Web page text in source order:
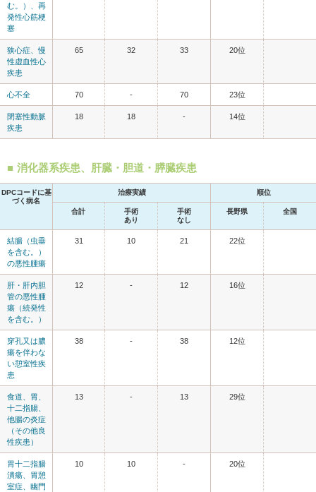
む。）、再
発性心筋梗
塞
狭心症、慢
性虚血性心
疾患
65 32 33 20位
心不全 70 - 70 23位
閉塞性動脈
疾患
18 18 - 14位
消化器系疾患、肝臓・胆道・膵臓疾患
DPCコードに基
づく病名
治療実績 順位
合計
手術
あり
手術
なし
長野県 全国
結腸（虫垂
を含む。）
の悪性腫瘍
31 10 21 22位
肝・肝内胆
管の悪性腫
瘍（続発性
を含む。）
12 - 12 16位
穿孔又は膿
瘍を伴わな
い憩室性疾
患
38 - 38 12位
食道、胃、
十二指腸、
他腸の炎症
（その他良
性疾患）
13 - 13 29位
胃十二指腸
潰瘍、胃憩
室症、幽門
10 10 - 20位